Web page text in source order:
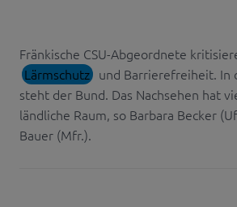
Fränkische CSU-Abgeordnete
Lärmschutz und Barrierefreiheit. In
steht der Bund. Das Nachsehen hat
ländliche Raum, so Barbara Becker
Bauer (Mfr.).